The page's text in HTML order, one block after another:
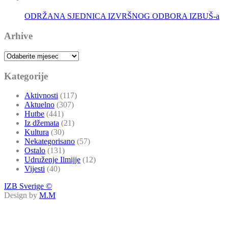
ODRŽANA SJEDNICA IZVRŠNOG ODBORA IZBUŠ-a
Arhive
Arhive
Kategorije
Aktivnosti (117)
Aktuelno (307)
Hutbe (441)
Iz džemata (21)
Kultura (30)
Nekategorisano (57)
Ostalo (131)
Udruženje Ilmijje (12)
Vijesti (40)
IZB Sverige ©
Design by M.M